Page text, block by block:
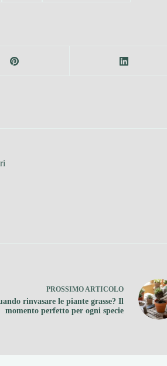
PROSSIMO ARTICOLO
rinvasare le piante grasse? Il
momento perfetto per ogni specie